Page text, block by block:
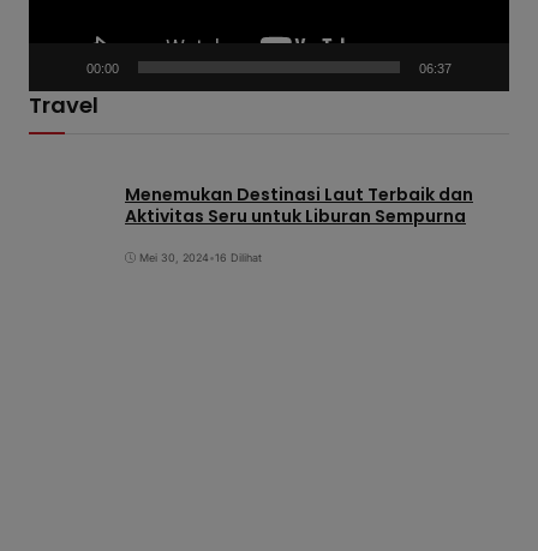
d
00:00 06:37
Travel
Menemukan Destinasi Laut Terbaik dan
Aktivitas Seru untuk Liburan Sempurna
Mei 30, 2024•16 Dilihat